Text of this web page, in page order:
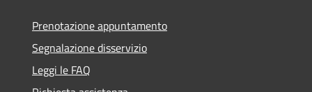
Prenotazione appuntamento
Segnalazione disservizio
Leggi le FAQ